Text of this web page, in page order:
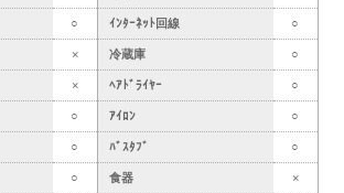
○ ｲﾝﾀｰﾈｯﾄ回線 ○
× 冷蔵庫 ○
× ﾍｱﾄﾞﾗｲﾔｰ ○
○ ｱｲﾛﾝ ○
○ ﾊﾞｽﾀﾌﾞ ○
○ 食器 ×